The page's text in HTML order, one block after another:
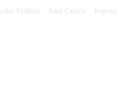
Raúl Castro Represión